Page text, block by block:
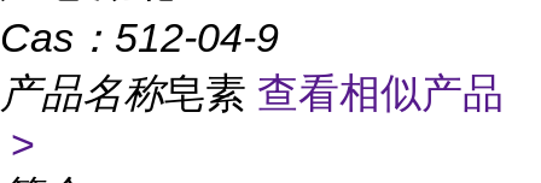
Cas： 512-04-9
产品名称皂素 查看相似产品
>